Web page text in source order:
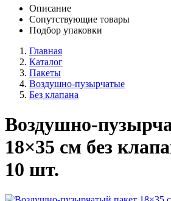
Описание
Сопутствующие товары
Подбор упаковки
Главная
Каталог
Пакеты
Воздушно-пузырчатые
Без клапана
Воздушно-
18×35 см без
10 шт.